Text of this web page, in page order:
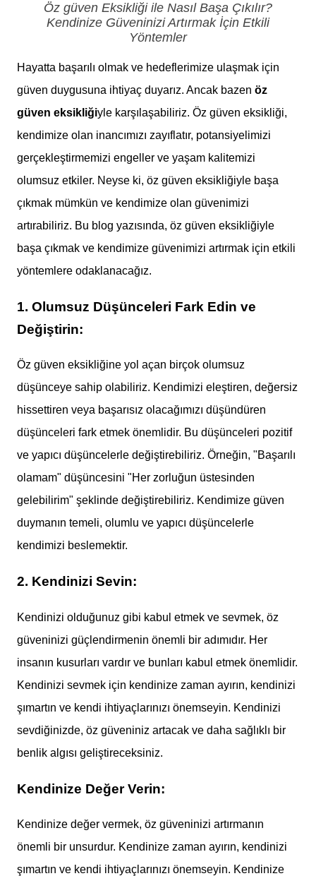
Öz güven Eksikliği ile Nasıl Başa Çıkılır?
Kendinize Güveninizi Artırmak İçin Etkili
Yöntemler
Hayatta başarılı olmak ve hedeflerimize ulaşmak için
güven duygusuna ihtiyaç duyarız. Ancak bazen öz
güven eksikliğiyle karşılaşabiliriz. Öz güven eksikliği,
kendimize olan inancımızı zayıflatır, potansiyelimizi
gerçekleştirmemizi engeller ve yaşam kalitemizi
olumsuz etkiler. Neyse ki, öz güven eksikliğiyle başa
çıkmak mümkün ve kendimize olan güvenimizi
artırabiliriz. Bu blog yazısında, öz güven eksikliğiyle
başa çıkmak ve kendimize güvenimizi artırmak için etkili
yöntemlere odaklanacağız.
1. Olumsuz Düşünceleri Fark Edin ve
Değiştirin:
Öz güven eksikliğine yol açan birçok olumsuz
düşünceye sahip olabiliriz. Kendimizi eleştiren, değersiz
hissettiren veya başarısız olacağımızı düşündüren
düşünceleri fark etmek önemlidir. Bu düşünceleri pozitif
ve yapıcı düşüncelerle değiştirebiliriz. Örneğin, "Başarılı
olamam" düşüncesini "Her zorluğun üstesinden
gelebilirim" şeklinde değiştirebiliriz. Kendimize güven
duymanın temeli, olumlu ve yapıcı düşüncelerle
kendimizi beslemektir.
2. Kendinizi Sevin:
Kendinizi olduğunuz gibi kabul etmek ve sevmek, öz
güveninizi güçlendirmenin önemli bir adımıdır. Her
insanın kusurları vardır ve bunları kabul etmek önemlidir.
Kendinizi sevmek için kendinize zaman ayırın, kendinizi
şımartın ve kendi ihtiyaçlarınızı önemseyin. Kendinizi
sevdiğinizde, öz güveniniz artacak ve daha sağlıklı bir
benlik algısı geliştireceksiniz.
Kendinize Değer Verin:
Kendinize değer vermek, öz güveninizi artırmanın
önemli bir unsurdur. Kendinize zaman ayırın, kendinizi
şımartın ve kendi ihtiyaçlarınızı önemseyin. Kendinize